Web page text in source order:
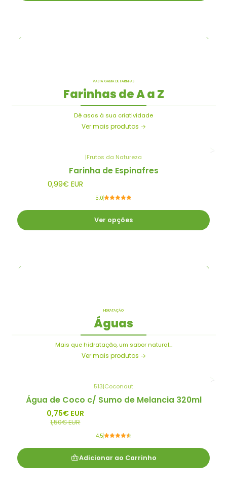
VASTA GAMA DE FARINHAS
Farinhas de A a Z
Dê asas à sua criatividade
Ver mais produtos
|Frutos da Natureza
Farinha de Espinafres
0,99€ EUR
5.0
Ver opções
HIDRATAÇÃO
Águas
Mais que hidratação, um sabor natural...
Ver mais produtos
-50%
Promo
513|Coconaut
Água de Coco c/ Sumo de Melancia 320ml
0,75€ EUR
1,50€ EUR
4.5
Adicionar ao Carrinho